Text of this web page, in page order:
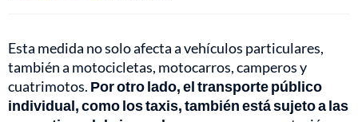
Esta medida no solo afecta a vehículos particulares,
también a motocicletas, motocarros, camperos y
cuatrimotos. Por otro lado, el transporte público
individual, como los taxis, también está sujeto a las